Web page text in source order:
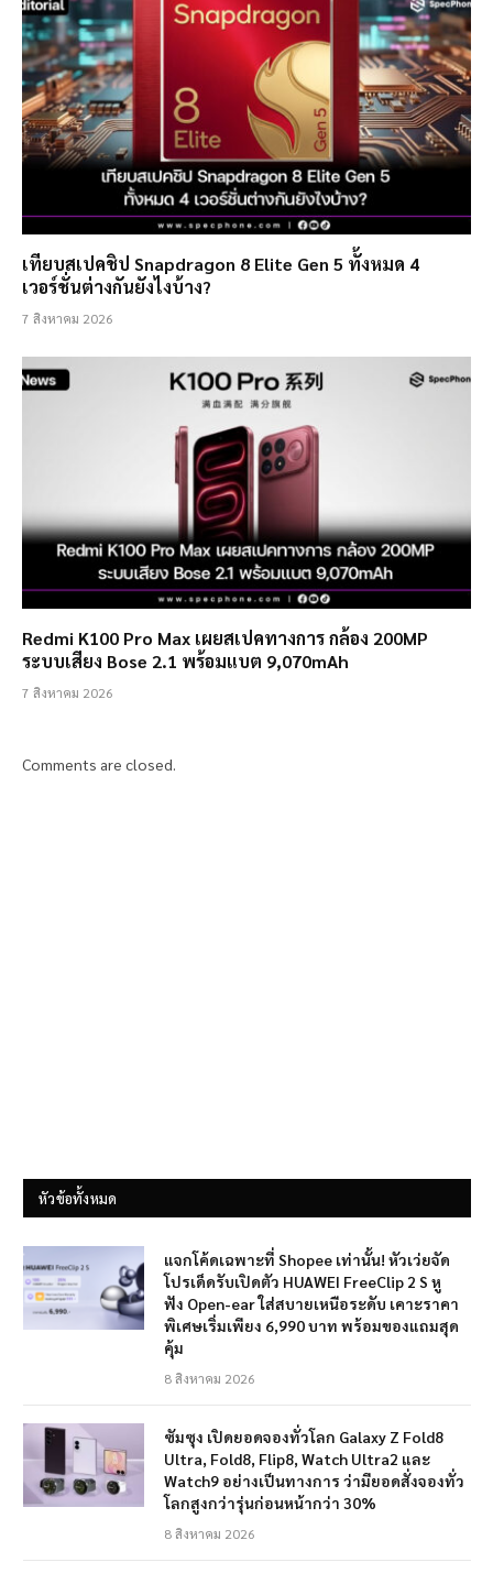
เทียบสเปคชิป Snapdragon 8 Elite Gen 5 ทั้งหมด 4
เวอร์ชั่นต่างกันยังไงบ้าง?
7 สิงหาคม 2026
Redmi K100 Pro Max เผยสเปคทางการ กล้อง 200MP
ระบบเสียง Bose 2.1 พร้อมแบต 9,070mAh
7 สิงหาคม 2026
Comments are closed.
หัวข้อทั้งหมด
แจกโค้ดเฉพาะที่ Shopee เท่านั้น! หัวเว่ยจัด
โปรเด็ดรับเปิดตัว HUAWEI FreeClip 2 S หู
ฟัง Open-ear ใส่สบายเหนือระดับ เคาะราคา
พิเศษเริ่มเพียง 6,990 บาท พร้อมของแถมสุด
คุ้ม
8 สิงหาคม 2026
ซัมซุง เปิดยอดจองทั่วโลก Galaxy Z Fold8
Ultra, Fold8, Flip8, Watch Ultra2 และ
Watch9 อย่างเป็นทางการ ว่ามียอดสั่งจองทั่ว
โลกสูงกว่ารุ่นก่อนหน้ากว่า 30%
8 สิงหาคม 2026